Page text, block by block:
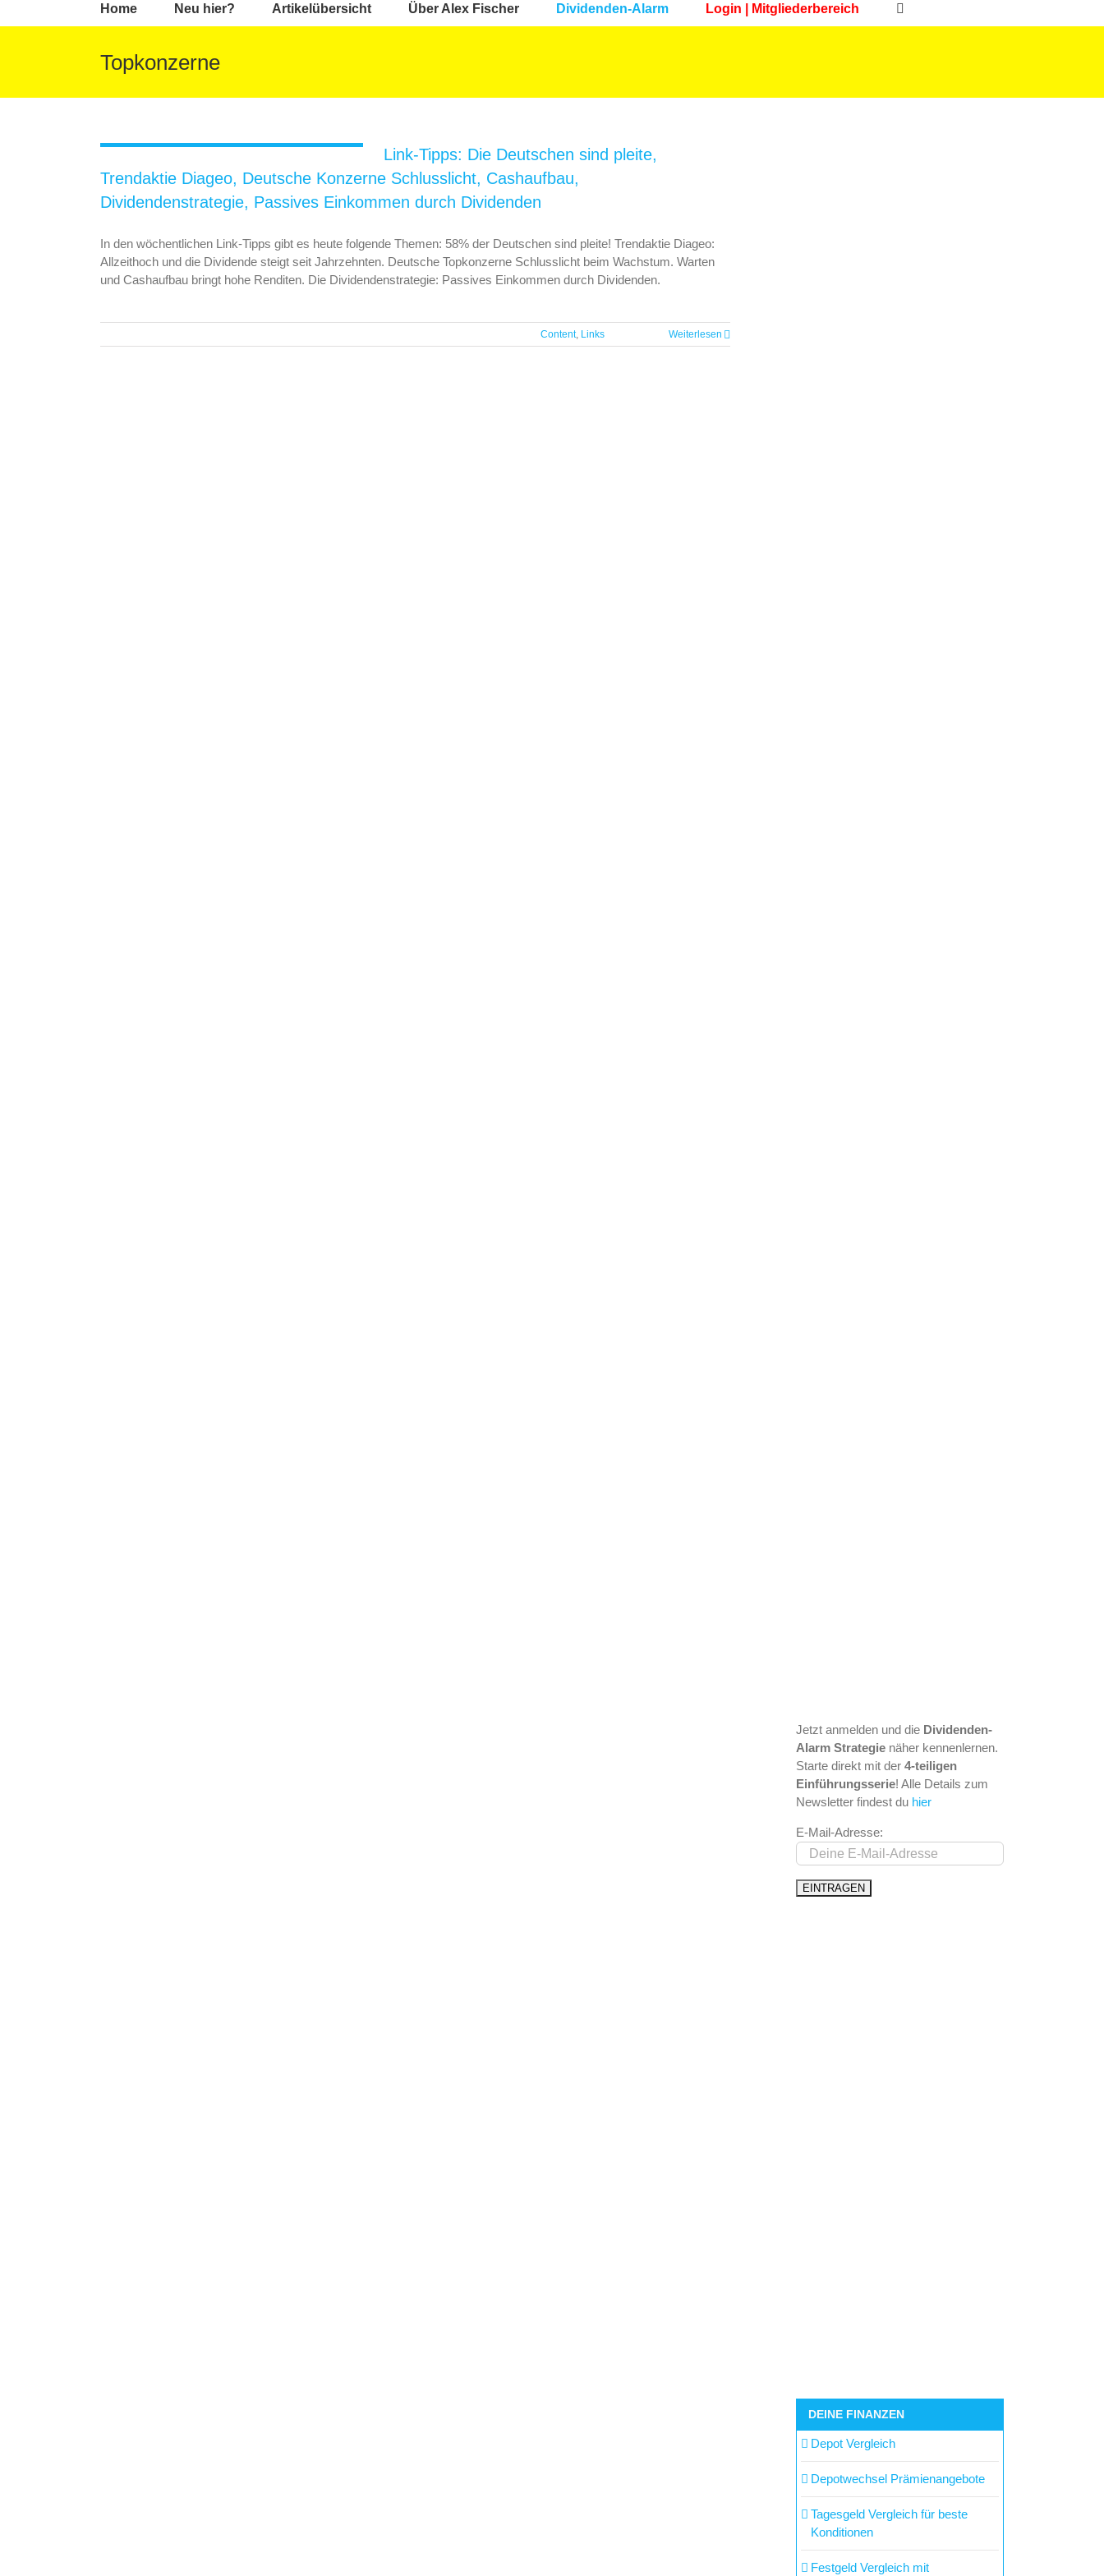
Home Neu hier? Artikelübersicht Über Alex Fischer Dividenden-Alarm Login | Mitgliederbereich
Topkonzerne
Trendaktie Diageo, Deutsche Konzerne
Dividendenstrategie, Passives
Einkommen durch Dividenden
Link-Tipps: Die Deutschen sind pleite,
Trendaktie Diageo, Deutsche Konzerne Schlusslicht, Cashaufbau,
Dividendenstrategie, Passives Einkommen durch Dividenden
In den wöchentlichen Link-Tipps gibt es heute folgende Themen: 58% der Deutschen sind pleite! Trendaktie Diageo:
Allzeithoch und die Dividende steigt seit Jahrzehnten. Deutsche Topkonzerne Schlusslicht beim Wachstum. Warten
und Cashaufbau bringt hohe Renditen. Die Dividendenstrategie: Passives Einkommen durch Dividenden.
Content, Links Weiterlesen
Jetzt anmelden und die Dividenden-
Alarm Strategie näher kennenlernen.
Starte direkt mit der 4-teiligen
Einführungsserie! Alle Details zum
Newsletter findest du hier
E-Mail-Adresse:
DEINE FINANZEN
Depot Vergleich
Depotwechsel Prämienangebote
Tagesgeld Vergleich für beste
Konditionen
Festgeld Vergleich mit